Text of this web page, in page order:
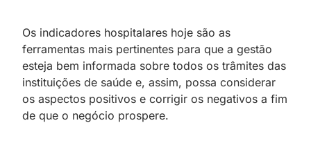
Os indicadores hospitalares hoje são as
ferramentas mais pertinentes para que a gestão
esteja bem informada sobre todos os trâmites das
instituições de saúde e, assim, possa considerar
os aspectos positivos e corrigir os negativos a fim
de que o negócio prospere.